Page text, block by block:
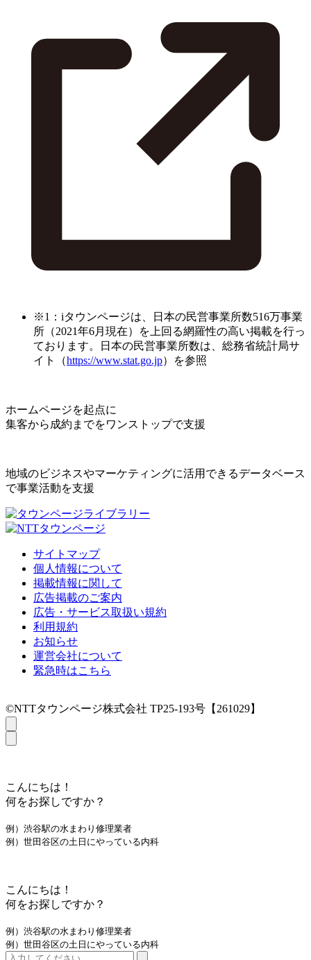
※1：iタウンページは、日本の民営事業所数516万事業
所（2021年6月現在）を上回る網羅性の高い掲載を行っ
ております。日本の民営事業所数は、総務省統計局サ
イト（https://www.stat.go.jp）を参照
ホームページを起点に
集客から成約までをワンストップで支援
地域のビジネスやマーケティングに活用できるデータベース
で事業活動を支援
サイトマップ
個人情報について
掲載情報に関して
広告掲載のご案内
広告・サービス取扱い規約
利用規約
お知らせ
運営会社について
緊急時はこちら
©NTTタウンページ株式会社 TP25-193号【261029】
こんにちは！
何をお探しですか？
例）渋谷駅の水まわり修理業者
例）世田谷区の土日にやっている内科
こんにちは！
何をお探しですか？
例）渋谷駅の水まわり修理業者
例）世田谷区の土日にやっている内科